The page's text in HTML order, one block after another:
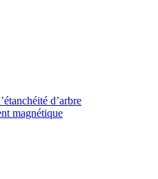
d’arbre
magnétique